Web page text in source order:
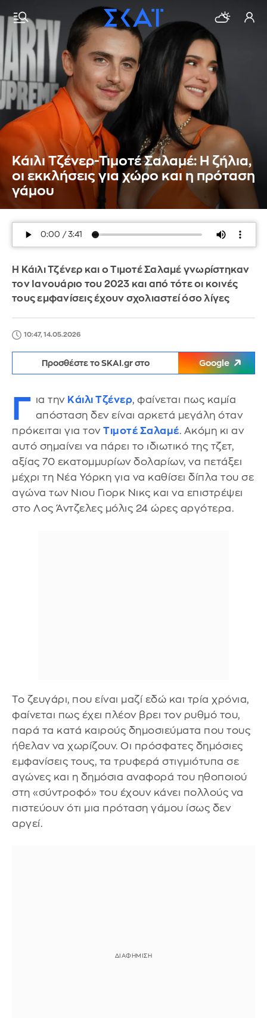
Κάιλι Τζένερ-Τιμοτέ Σαλαμέ: Η ζήλια,
οι εκκλήσεις για χώρο και η πρόταση
γάμου
Η Κάιλι Τζένερ και ο Τιμοτέ Σαλαμέ γνωρίστηκαν
τον Ιανουάριο του 2023 και από τότε οι κοινές
τους εμφανίσεις έχουν σχολιαστεί όσο λίγες
10:47, 14.05.2026
Προσθέστε το SKAI.gr στο Google
Γ ια την Κάιλι Τζένερ, φαίνεται πως καμία
απόσταση δεν είναι αρκετά μεγάλη όταν
πρόκειται για τον Τιμοτέ Σαλαμέ. Ακόμη κι αν
αυτό σημαίνει να πάρει το ιδιωτικό της τζετ,
αξίας 70 εκατομμυρίων δολαρίων, να πετάξει
μέχρι τη Νέα Υόρκη για να καθίσει δίπλα του σε
αγώνα των Νιου Γιορκ Νικς και να επιστρέψει
στο Λος Άντζελες μόλις 24 ώρες αργότερα.
Το ζευγάρι, που είναι μαζί εδώ και τρία χρόνια,
φαίνεται πως έχει πλέον βρει τον ρυθμό του,
παρά τα κατά καιρούς δημοσιεύματα που τους
ήθελαν να χωρίζουν. Οι πρόσφατες δημόσιες
εμφανίσεις τους, τα τρυφερά στιγμιότυπα σε
αγώνες και η δημόσια αναφορά του ηθοποιού
στη «σύντροφό» του έχουν κάνει πολλούς να
πιστεύουν ότι μια πρόταση γάμου ίσως δεν
αργεί.